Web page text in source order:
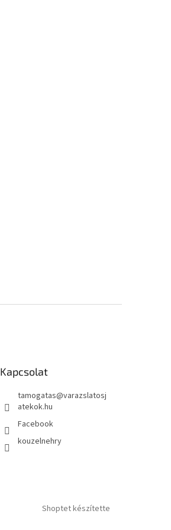
Kapcsolat
tamogatas@varazslatosj
atekok.hu
Facebook
kouzelnehry
Shoptet készítette